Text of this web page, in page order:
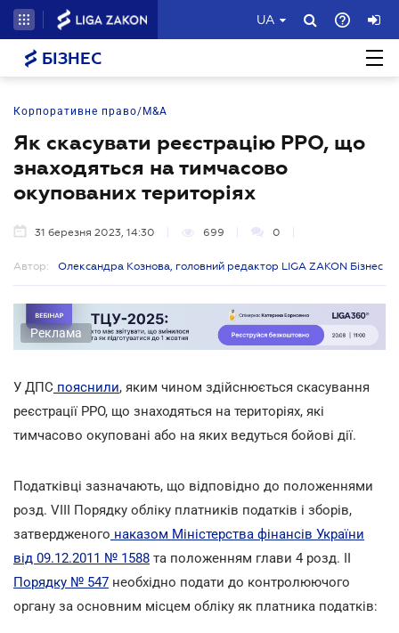
UA
БІЗНЕС
Корпоративне право/M&A
Як скасувати реєстрацію РРО, що
знаходяться на тимчасово
окупованих територіях
31 березня 2023, 14:30 699 0
Автор: Олександра Кознова, головний редактор LIGA ZAKON Бізнес
Реклама
У ДПС пояснили, яким чином здійснюється скасування
реєстрації РРО, що знаходяться на територіях, які
тимчасово окуповані або на яких ведуться бойові дії.
Податківці зазначають, що відповідно до положеннями
розд. VIII Порядку обліку платників податків і зборів,
затвердженого наказом Міністерства фінансів України
від 09.12.2011 № 1588 та положенням глави 4 розд. II
Порядку № 547 необхідно подати до контролюючого
органу за основним місцем обліку як платника податків: